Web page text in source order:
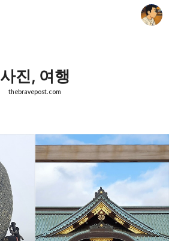
사진, 여행
thebravepost.com
thebravepost.com
안난98